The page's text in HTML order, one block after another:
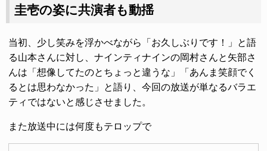
圭壱の姿に共演者も動揺
当初、少し笑みを浮かべながら「お久しぶりです！」と語
る山本さんに対し、ナインティナインの岡村さんと矢部さ
んは「想像してたのとちょっと違うな」「あんま笑顔でく
るとは思わなかった」と語り、今回の放送が単なるバラエ
ティではないと感じさせました。
また放送中には何度もテロップで